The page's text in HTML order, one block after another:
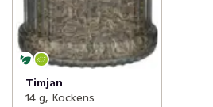
Timjan
14 g, Kockens